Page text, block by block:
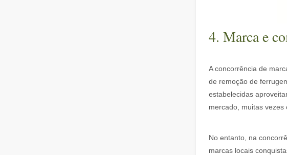
O que é corte a laser? A Ciência da Fatia Em sua essência, o corte a
4. Marca e
A concorrência de
de remoção de
estabelecidas
mercado, muitas vezes
No entanto, na
marcas locais